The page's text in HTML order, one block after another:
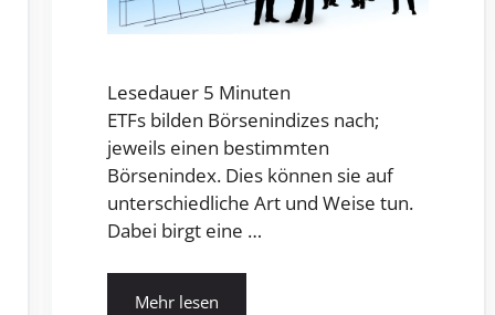
Lesedauer 5 Minuten
ETFs bilden Börsenindizes nach;
jeweils einen bestimmten
Börsenindex. Dies können sie auf
unterschiedliche Art und Weise tun.
Dabei birgt eine …
Mehr lesen